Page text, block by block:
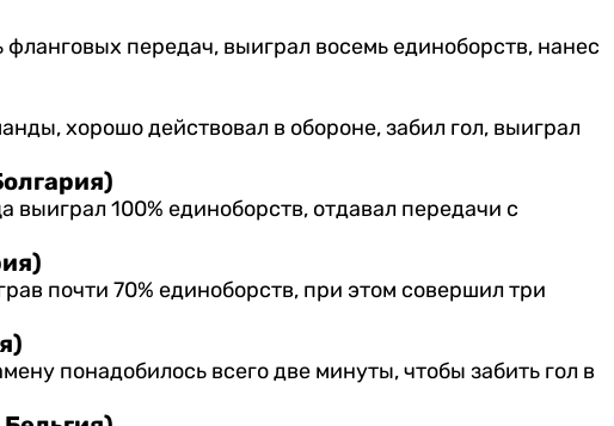
передач, выиграл восемь единоборств, нанес
хорошо действовал в обороне, забил гол, выиграл
100% единоборств, отдавал передачи с
почти 70% единоборств, при этом совершил три
понадобилось всего две минуты, чтобы забить гол в